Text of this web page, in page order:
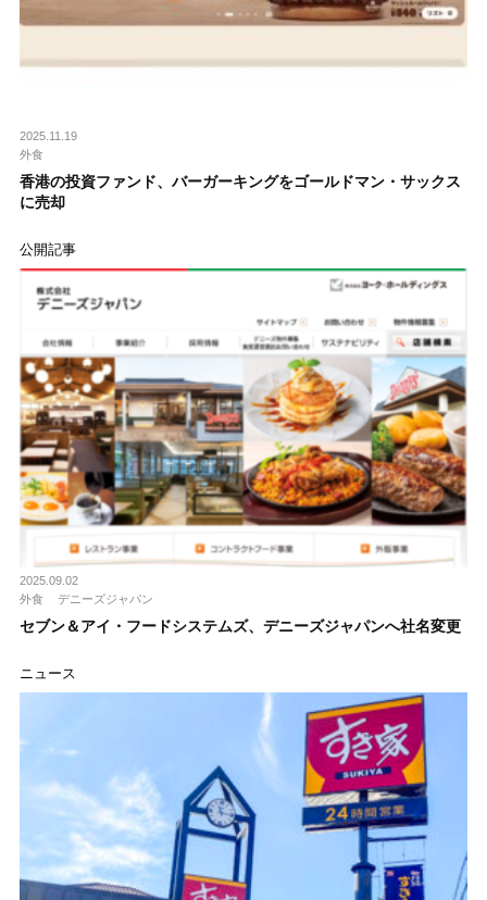
2025.11.19
外食
香港の投資ファンド、バーガーキングをゴールドマン・サックス
に売却
公開記事
2025.09.02
外食
デニーズジャパン
セブン＆アイ・フードシステムズ、デニーズジャパンへ社名変更
ニュース